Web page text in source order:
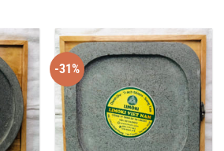
-31%